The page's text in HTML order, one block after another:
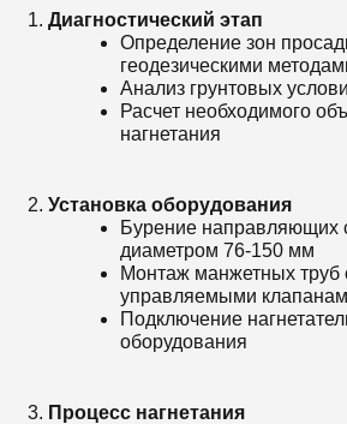
Диагностический этап
Определение зон
геодезическими
Анализ грунтовых
Расчет необходимого
нагнетания
Установка оборудования
Бурение направляющих
диаметром 76-150 мм
Монтаж манжетных труб
управляемыми
Подключение
оборудования
Процесс нагнетания